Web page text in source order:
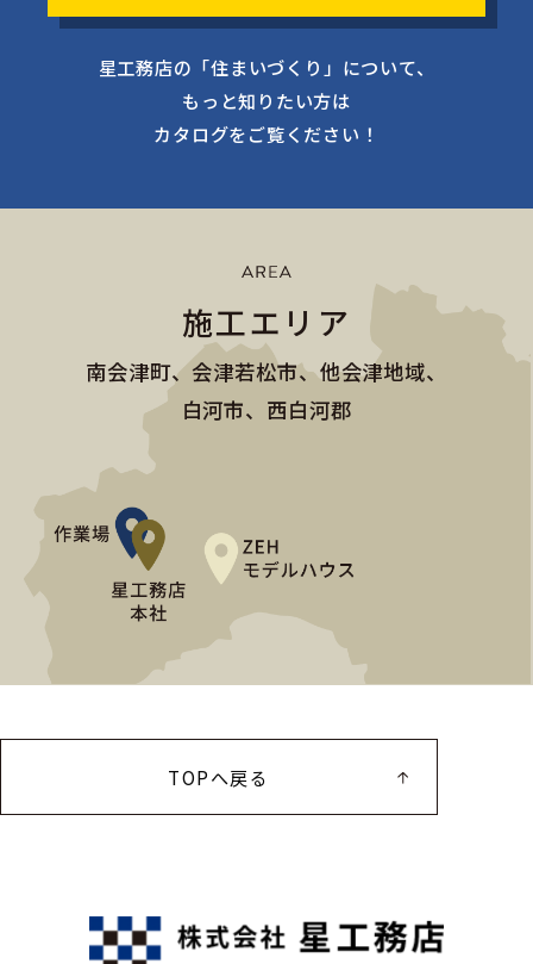
星工務店の「住まいづくり」について、
もっと知りたい方は
カタログをご覧ください！
施工エリア
南会津町、会津若松市、他会津地域、
白河市、西白河郡
TOPへ戻る